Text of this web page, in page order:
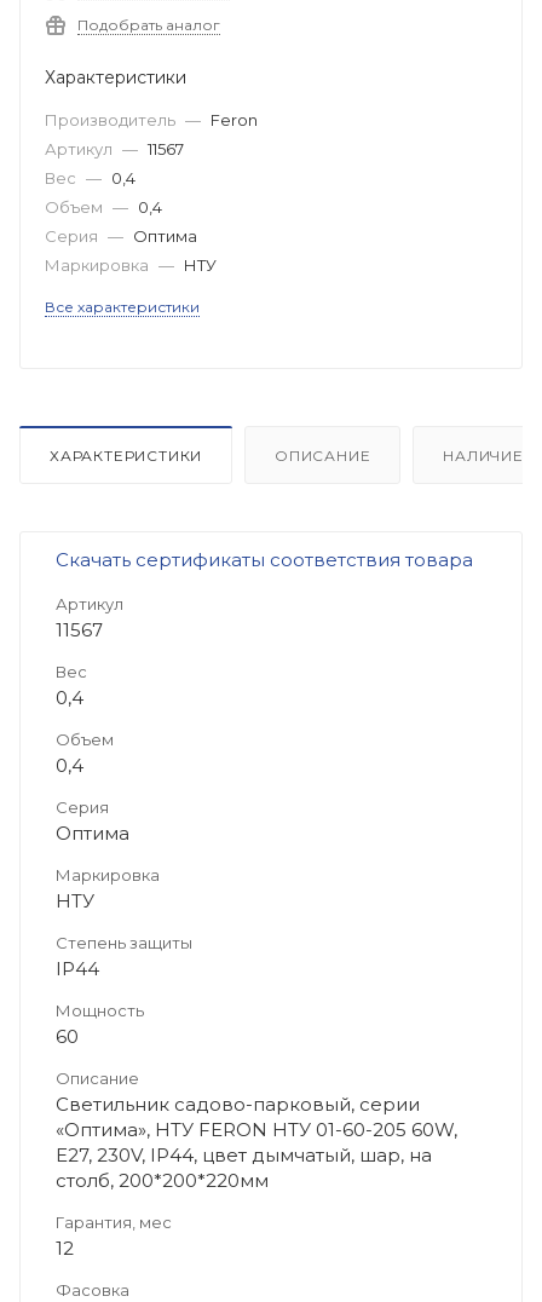
Подобрать аналог
Характеристики
Производитель — Feron
Артикул — 11567
Вес — 0,4
Объем — 0,4
Серия — Оптима
Маркировка — НТУ
Все характеристики
ХАРАКТЕРИСТИКИ ОПИСАНИЕ НАЛИЧИЕ
Скачать сертификаты соответствия товара
Артикул
11567
Вес
0,4
Объем
0,4
Серия
Оптима
Маркировка
НТУ
Степень защиты
IP44
Мощность
60
Описание
Светильник садово-парковый, серии
«Оптима», НТУ FERON НТУ 01-60-205 60W,
E27, 230V, IP44, цвет дымчатый, шар, на
столб, 200*200*220мм
Гарантия, мес
12
Фасовка